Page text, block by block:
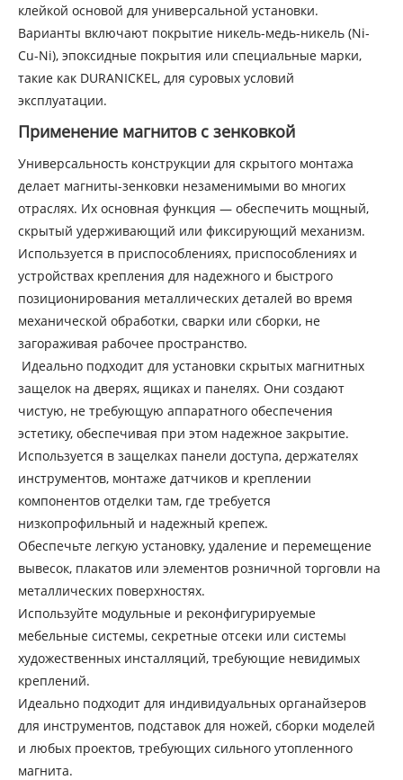
клейкой основой для универсальной установки.
Варианты включают покрытие никель-медь-никель (Ni-
Cu-Ni), эпоксидные покрытия или специальные марки,
такие как DURANICKEL, для суровых условий
эксплуатации.
Применение магнитов с зенковкой
Универсальность конструкции для скрытого монтажа
делает магниты-зенковки незаменимыми во многих
отраслях. Их основная функция — обеспечить мощный,
скрытый удерживающий или фиксирующий механизм.
Используется в приспособлениях, приспособлениях и
устройствах крепления для надежного и быстрого
позиционирования металлических деталей во время
механической обработки, сварки или сборки, не
загораживая рабочее пространство.
Идеально подходит для установки скрытых магнитных
защелок на дверях, ящиках и панелях. Они создают
чистую, не требующую аппаратного обеспечения
эстетику, обеспечивая при этом надежное закрытие.
Используется в защелках панели доступа, держателях
инструментов, монтаже датчиков и креплении
компонентов отделки там, где требуется
низкопрофильный и надежный крепеж.
Обеспечьте легкую установку, удаление и перемещение
вывесок, плакатов или элементов розничной торговли на
металлических поверхностях.
Используйте модульные и реконфигурируемые
мебельные системы, секретные отсеки или системы
художественных инсталляций, требующие невидимых
креплений.
Идеально подходит для индивидуальных органайзеров
для инструментов, подставок для ножей, сборки моделей
и любых проектов, требующих сильного утопленного
магнита.